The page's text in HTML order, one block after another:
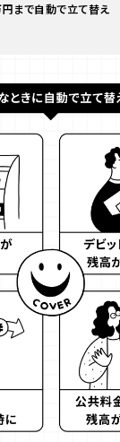
まで自動で立て替え